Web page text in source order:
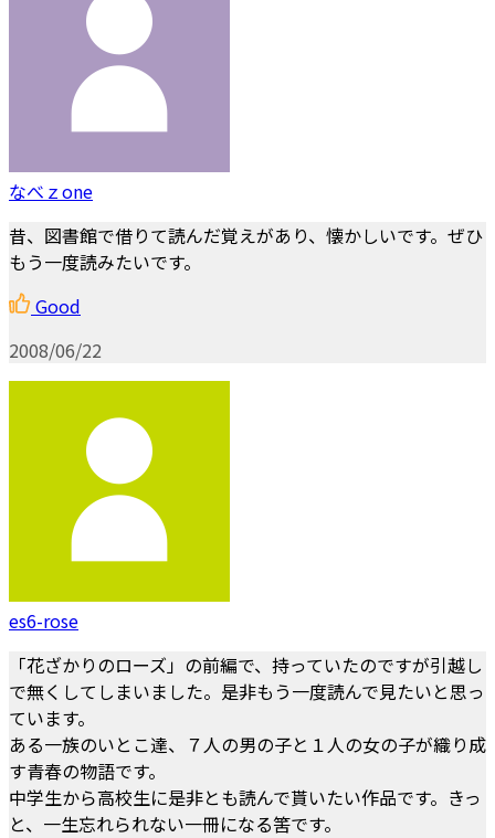
なべｚone
昔、図書館で借りて読んだ覚えがあり、懐かしいです。ぜひ
もう一度読みたいです。
Good
2008/06/22
es6-rose
「花ざかりのローズ」の前編で、持っていたのですが引越し
で無くしてしまいました。是非もう一度読んで見たいと思っ
ています。
ある一族のいとこ達、７人の男の子と１人の女の子が織り成
す青春の物語です。
中学生から高校生に是非とも読んで貰いたい作品です。きっ
と、一生忘れられない一冊になる筈です。